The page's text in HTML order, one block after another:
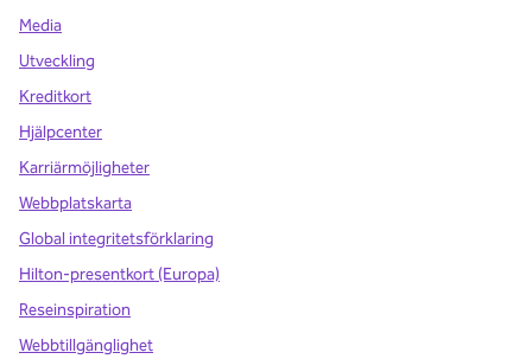
Media
Utveckling
Kreditkort
Hjälpcenter
Karriärmöjligheter
Webbplatskarta
Global integritetsförklaring
Hilton-presentkort (Europa)
Reseinspiration
Webbtillgänglighet